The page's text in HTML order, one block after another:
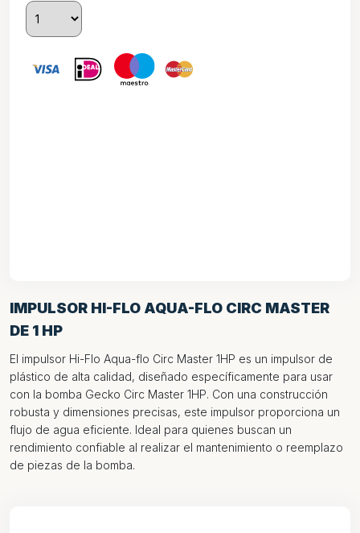
IMPULSOR HI-FLO AQUA-FLO CIRC MASTER
DE 1 HP
El impulsor Hi-Flo Aqua-flo Circ Master 1HP es un impulsor de
plástico de alta calidad, diseñado específicamente para usar
con la bomba Gecko Circ Master 1HP. Con una construcción
robusta y dimensiones precisas, este impulsor proporciona un
flujo de agua eficiente. Ideal para quienes buscan un
rendimiento confiable al realizar el mantenimiento o reemplazo
de piezas de la bomba.